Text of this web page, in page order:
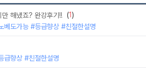
해냈죠? 완강후기!! (1)
베도가능 #등급향상 #친절한설명
급향상 #친절한설명